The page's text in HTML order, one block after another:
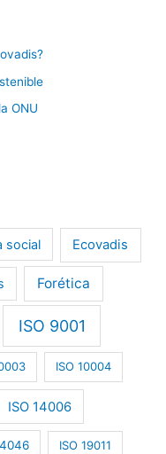
ONU
social Ecovadis
Forética
ISO 9001
ISO 10004
ISO 14006
ISO 19011